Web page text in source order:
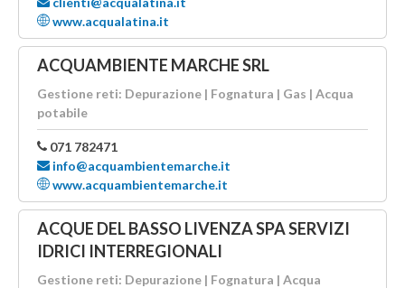
www.acqualatina.it
ACQUAMBIENTE MARCHE SRL
Gestione reti: Depurazione | Fognatura | Gas | Acqua
potabile
071 782471
info@acquambientemarche.it
www.acquambientemarche.it
ACQUE DEL BASSO LIVENZA SPA SERVIZI
IDRICI INTERREGIONALI
Gestione reti: Depurazione | Fognatura | Acqua